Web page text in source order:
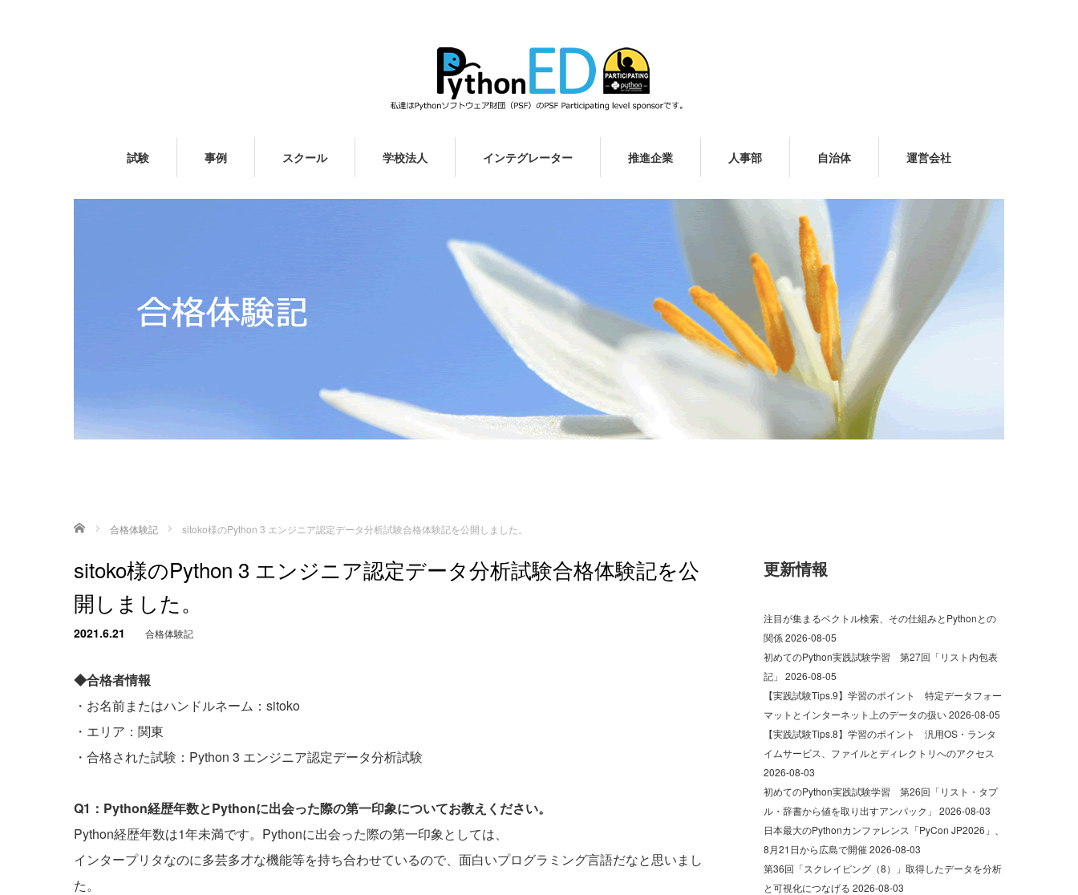
試験 事例 スクール 学校法人 インテグレーター 推進企業 人事部 自治体 運営会社
ホーム 合格体験記 sitoko様のPython 3 エンジニア認定データ分析試験合格体験記を公開しました。
sitoko様のPython 3 エンジニア認定データ分析試験合格体験記を公
開しました。
2021.6.21 合格体験記
◆合格者情報
・お名前またはハンドルネーム：sitoko
・エリア：関東
・合格された試験：Python 3 エンジニア認定データ分析試験
Q1：Python経歴年数とPythonに出会った際の第一印象についてお教えください。
Python経歴年数は1年未満です。Pythonに出会った際の第一印象としては、
インタープリタなのに多芸多才な機能等を持ち合わせているので、面白いプログラミング言語だなと思いまし
た。
更新情報
注目が集まるベクトル検索、その仕組みとPythonとの
関係2026-08-05
初めてのPython実践試験学習 第27回「リスト内包表
記」 2026-08-05
【実践試験Tips.9】学習のポイント 特定データフォー
マットとインターネット上のデータの扱い2026-08-05
【実践試験Tips.8】学習のポイント 汎用OS・ランタ
イムサービス、ファイルとディレクトリへのアクセス
2026-08-03
初めてのPython実践試験学習 第26回「リスト・タプ
ル・辞書から値を取り出すアンパック」 2026-08-03
日本最大のPythonカンファレンス「PyCon JP2026」、
8月21日から広島で開催2026-08-03
第36回「スクレイピング（8）」取得したデータを分析
と可視化につなげる 2026-08-03